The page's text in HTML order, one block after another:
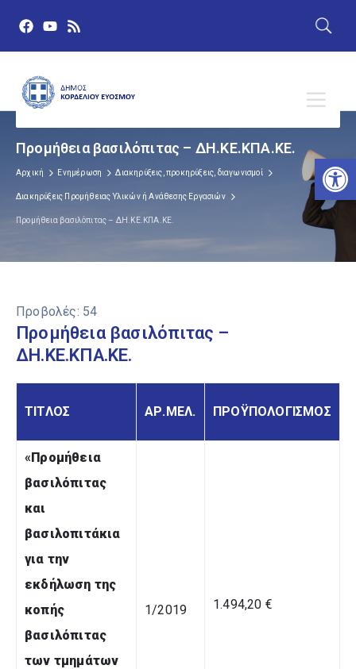
Προμήθεια βασιλόπιτας – ΔΗ.ΚΕ.ΚΠΑ.ΚΕ.
Αρχική Ενημέρωση Διακηρύξεις, προκηρύξεις, διαγωνισμοί
Διακηρύξεις Προμήθειας Υλικών ή Ανάθεσης Εργασιών
Προμήθεια βασιλόπιτας – ΔΗ.ΚΕ.ΚΠΑ.ΚΕ.
Προβολές: 54
Προμήθεια βασιλόπιτας –
ΔΗ.ΚΕ.ΚΠΑ.ΚΕ.
ΤΙΤΛΟΣ ΑΡ.ΜΕΛ. ΠΡΟΫΠΟΛΟΓΙΣΜΟΣ
«Προμήθεια
βασιλόπιτας
και
βασιλοπιτάκια
για την
εκδήλωση της
κοπής
βασιλόπιτας
των τμημάτων
1/2019 1.494,20 €